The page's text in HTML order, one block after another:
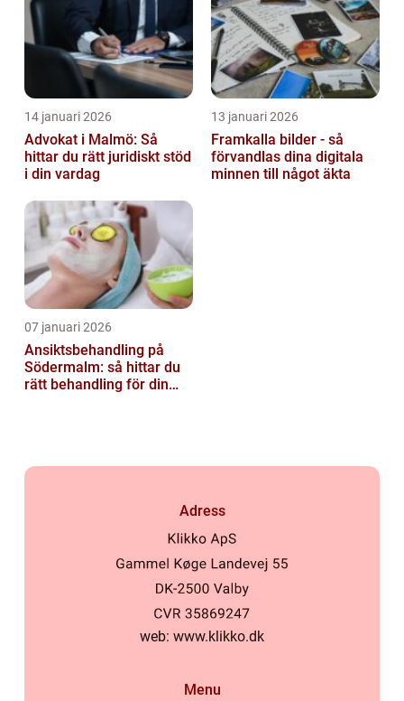
14 januari 2026
Advokat i Malmö: Så
hittar du rätt juridiskt stöd
i din vardag
13 januari 2026
Framkalla bilder - så
förvandlas dina digitala
minnen till något äkta
07 januari 2026
Ansiktsbehandling på
Södermalm: så hittar du
rätt behandling för din
Adress
web: www.klikko.dk
Menu